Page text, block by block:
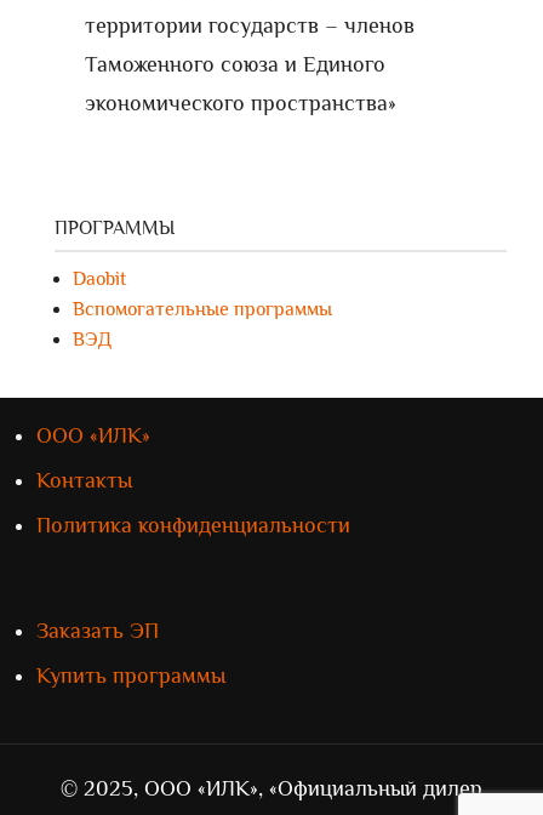
территории государств – членов
Таможенного союза и Единого
экономического пространства»
ПРОГРАММЫ
Daobit
Вспомогательные программы
ВЭД
ООО «ИЛК»
Контакты
Политика конфиденциальности
Заказать ЭП
Купить программы
© 2025, ООО «ИЛК», «Официальный дилер